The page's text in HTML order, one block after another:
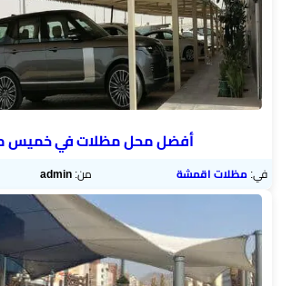
أفضل محل مظلات في
في:مظلات اقمشة من:admin